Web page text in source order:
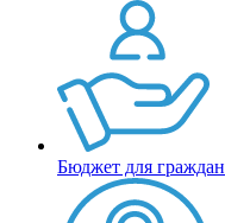
Бюджет для граждан